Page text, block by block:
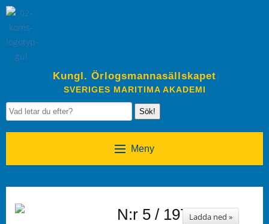
Kungl. Örlogsmannasällskapet
SVERIGES MARITIMA AKADEMI
Sök!
Meny
N:r 5 / 1972Ladda ned »